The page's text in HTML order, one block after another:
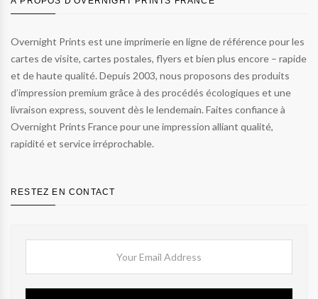
Overnight Prints est une imprimerie en ligne de référence pour les
cartes de visite, cartes postales, flyers et bien plus encore – rapide
et de haute qualité. Depuis 2003, nous proposons des produits
d’impression premium grâce à des procédés écologiques et une
livraison express, souvent dès le lendemain. Faites confiance à
Overnight Prints France pour une impression alliant qualité,
rapidité et service irréprochable.
RESTEZ EN CONTACT